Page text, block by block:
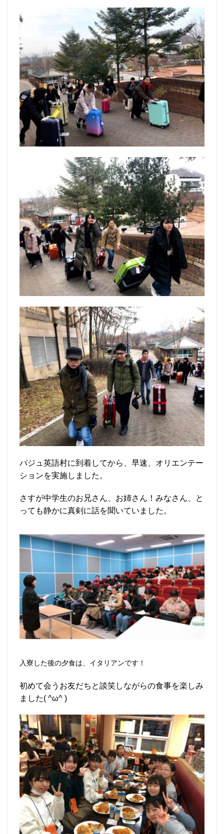
パジュ英語村に到着してから、早速、オリエンテー
ションを実施しました。
さすが中学生のお兄さん、お姉さん！みなさん、と
っても静かに真剣に話を聞いていました。
入寮した後の夕食は、イタリアンです！
初めて会うお友だちと談笑しながらの食事を楽しみ
ました( ^ω^ )